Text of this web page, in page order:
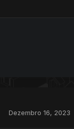
Dezembro 16, 2023